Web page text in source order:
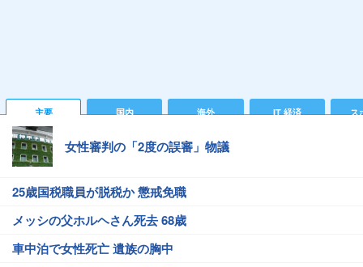
主要 国内 海外 IT 経済 ス
女性審判の「2度の誤審」物議
25歳国税職員が脱税か 懲戒免職
メッシの父ホルヘさん死去 68歳
車中泊で女性死亡 遺族の胸中